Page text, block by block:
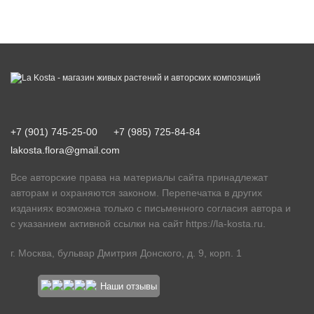
+7 (901) 745-25-00
+7 (985) 725-84-84
lakosta.flora@gmail.com
Все авторские права на материалы сайта принадлежат
авторам и охраняются законом. Перепечатка в других
изданиях возможна только с письменного согласия автора и
с указанием активной ссылки на сайт https://la-kosta.ru
г. Москва, бульвар Дмитрия Донского, д. 9, корп. 1
Наши отзывы